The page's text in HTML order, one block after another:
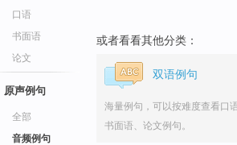
口语
书面语
论文
原声例句
全部
音频例句
或者看看其他分类：
双语例句
海量例句，可以按难度查看口语
书面语、论文例句。